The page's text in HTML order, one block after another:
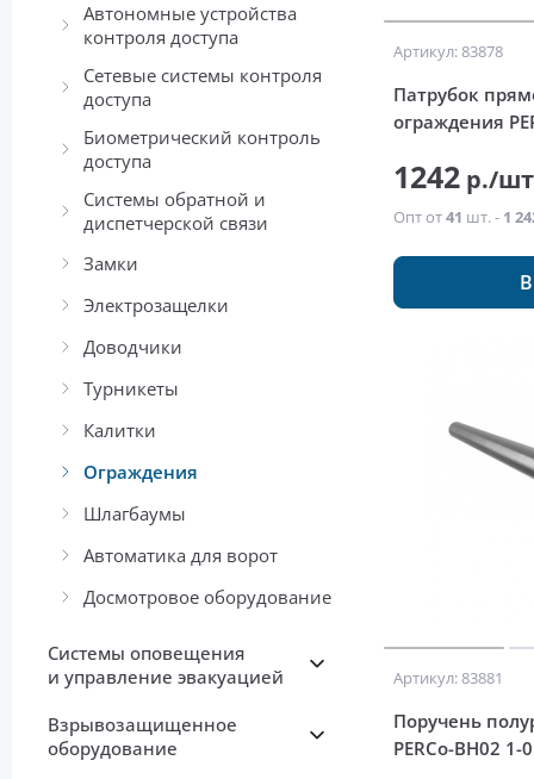
Артикул: 83878
Патрубок
ограждения
1242 р./шт
Опт от41 шт. - 1
Артикул: 83881
Поручень
PERCo-BH02 1-
Автономные устройства
контроля доступа
Сетевые системы контроля
доступа
Биометрический контроль
доступа
Системы обратной и
диспетчерской связи
Замки
Электрозащелки
Доводчики
Турникеты
Калитки
Ограждения
Шлагбаумы
Автоматика для ворот
Досмотровое оборудование
Системы оповещения
и управление эвакуацией
Взрывозащищенное
оборудование